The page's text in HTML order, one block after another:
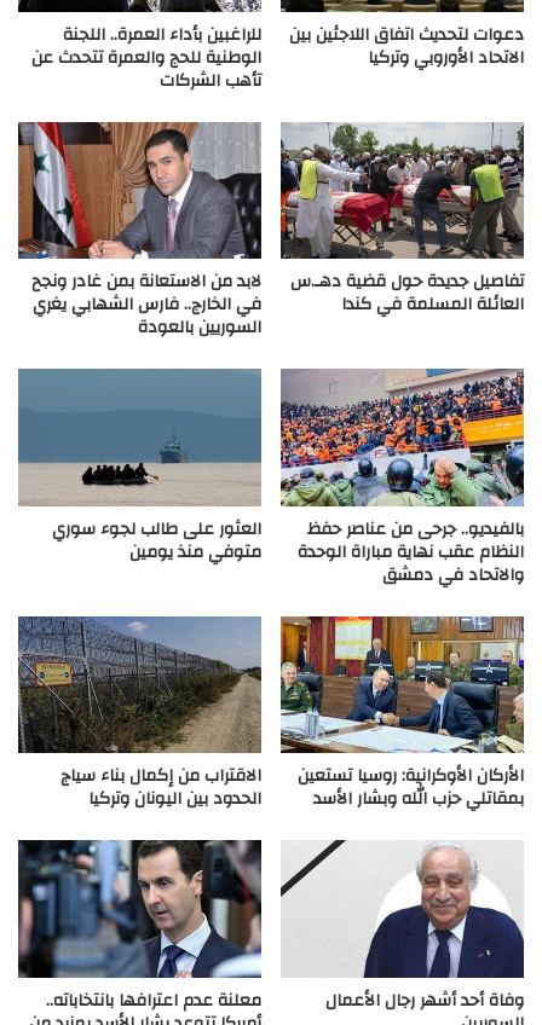
دعوات لتحديث اتفاق اللاجئين بين
الاتحاد الأوروبي وتركيا
للراغبين بأداء العمرة.. اللجنة
الوطنية للحج والعمرة تتحدث عن
تأهب الشركات
تفاصيل جديدة حول قضية دهـ.س
العائلة المسلمة في كندا
لابد من الاستعانة بمن غادر ونجح
في الخارج.. فارس الشهابي يغري
السوريين بالعودة
بالفيديو.. جرحى من عناصر حفظ
النظام عقب نهاية مباراة الوحدة
والاتحاد في دمشق
العثور على طالب لجوء سوري
متوفي منذ يومين
الأركان الأوكرانية: روسيا تستعين
بمقاتلي حزب الله وبشار الأسد
الاقتراب من إكمال بناء سياج
الحدود بين اليونان وتركيا
وفاة أحد أشهر رجال الأعمال معلنة عدم اعترافها بانتخاباته..